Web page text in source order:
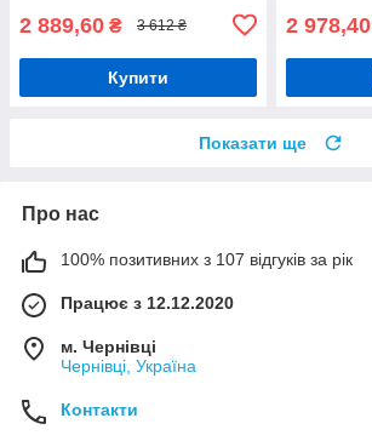
2 889,60 ₴ 3 612 ₴
Купити
2 978,40
Показати ще
Про нас
100% позитивних з 107 відгуків за рік
Працює з 12.12.2020
м. Чернівці
Чернівці, Україна
Контакти